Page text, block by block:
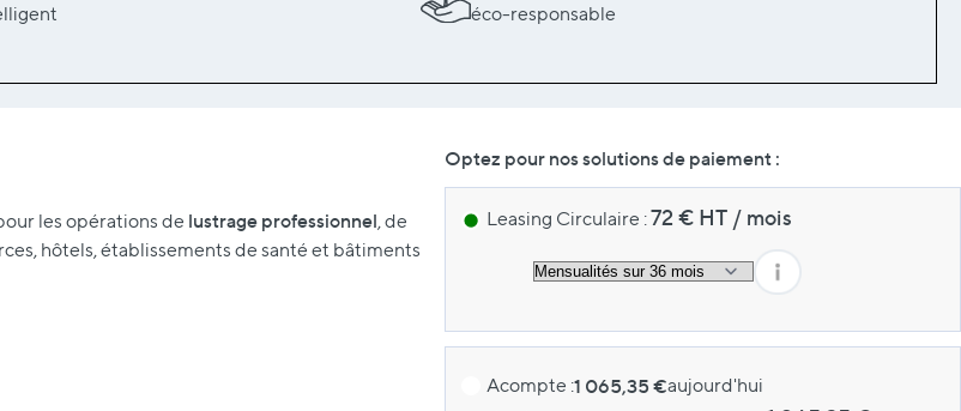
éco-responsable
les opérations de lustrage professionnel, de
hôtels, établissements de santé et bâtiments
Optez pour nos solutions de paiement :
Leasing Circulaire :72 € HT / mois
Acompte :1 065,35 €aujourd'hui